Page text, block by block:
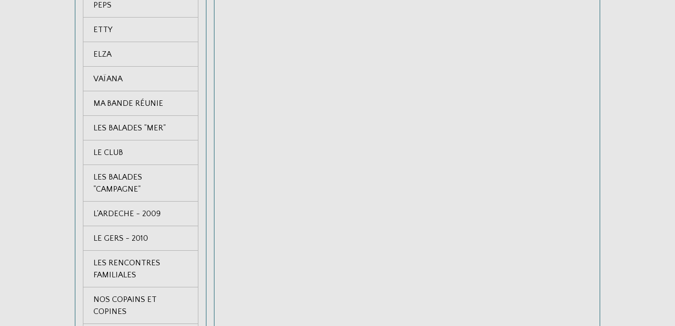
PEPS
ETTY
ELZA
VAÏANA
MA BANDE RÉUNIE
LES BALADES "MER"
LE CLUB
LES BALADES
"CAMPAGNE"
L'ARDECHE - 2009
LE GERS - 2010
LES RENCONTRES
FAMILIALES
NOS COPAINS ET
COPINES